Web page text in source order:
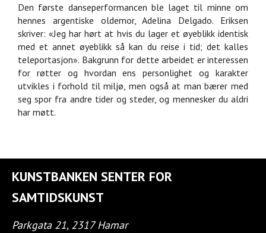
Den første danseperformancen ble laget til minne om
hennes argentiske oldemor, Adelina Delgado. Eriksen
skriver: «Jeg har hørt at hvis du lager et øyeblikk identisk
med et annet øyeblikk så kan du reise i tid; det kalles
teleportasjon». Bakgrunn for dette arbeidet er interessen
for røtter og hvordan ens personlighet og karakter
utvikles i forhold til miljø, men også at man bærer med
seg spor fra andre tider og steder, og mennesker du aldri
har møtt.
KUNSTBANKEN SENTER FOR
SAMTIDSKUNST
Parkgata 21, 2317 Hamar